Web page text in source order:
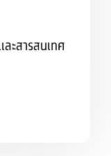
ะสารสนเทศ